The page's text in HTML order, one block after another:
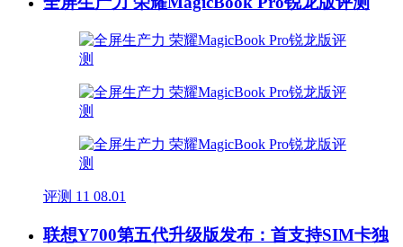
评测 11 08.01
联想Y700第五代升级版发布：首支持SIM卡独